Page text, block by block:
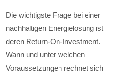
Die wichtigste Frage bei einer
nachhaltigen Energielösung ist
deren Return-On-Investment.
Wann und unter welchen
Voraussetzungen rechnet sich